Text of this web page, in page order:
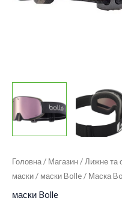
Головна/ Магазин/ Лижне та
маски/ маски Bolle/ Маска
маски Bolle